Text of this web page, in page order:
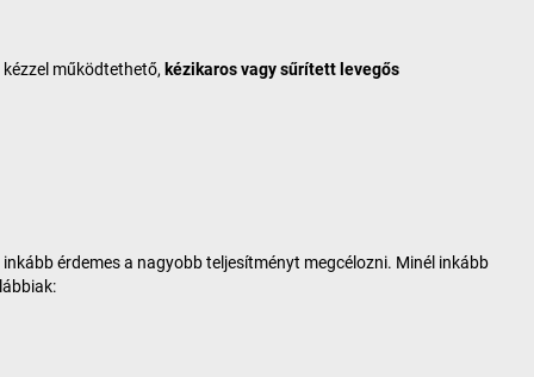
működtethető, kézikaros vagy sűrített levegős
érdemes a nagyobb teljesítményt megcélozni. Minél inkább